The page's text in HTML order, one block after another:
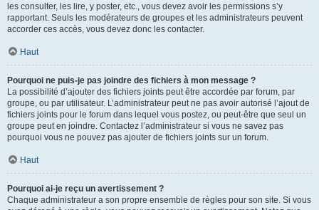
les consulter, les lire, y poster, etc., vous devez avoir les permissions s’y
rapportant. Seuls les modérateurs de groupes et les administrateurs peuvent
accorder ces accès, vous devez donc les contacter.
Haut
Pourquoi ne puis-je pas joindre des fichiers à mon message ?
La possibilité d’ajouter des fichiers joints peut être accordée par forum, par
groupe, ou par utilisateur. L’administrateur peut ne pas avoir autorisé l’ajout de
fichiers joints pour le forum dans lequel vous postez, ou peut-être que seul un
groupe peut en joindre. Contactez l’administrateur si vous ne savez pas
pourquoi vous ne pouvez pas ajouter de fichiers joints sur un forum.
Haut
Pourquoi ai-je reçu un avertissement ?
Chaque administrateur a son propre ensemble de règles pour son site. Si vous